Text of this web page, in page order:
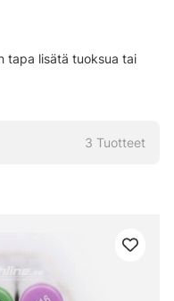
tapa lisätä tuoksua tai
3 Tuotteet